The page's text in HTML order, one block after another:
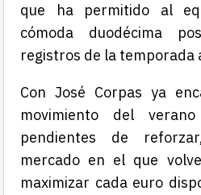
que ha permitido al
cómoda duodécima
registros de la temporada
Con José Corpas ya
movimiento del
pendientes de
mercado en el que
maximizar cada euro